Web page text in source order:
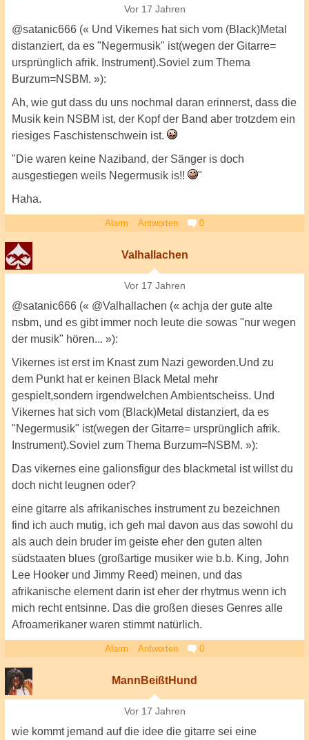
Vor 17 Jahren
@satanic666 (« Und Vikernes hat sich vom (Black)Metal
distanziert, da es "Negermusik" ist(wegen der Gitarre=
ursprünglich afrik. Instrument).Soviel zum Thema
Burzum=NSBM. »):
Ah, wie gut dass du uns nochmal daran erinnerst, dass die
Musik kein NSBM ist, der Kopf der Band aber trotzdem ein
riesiges Faschistenschwein ist.
"Die waren keine Naziband, der Sänger is doch
ausgestiegen weils Negermusik is!!
"
Haha.
Alarm Antworten 0
Valhallachen
Vor 17 Jahren
@satanic666 (« @Valhallachen (« achja der gute alte
nsbm, und es gibt immer noch leute die sowas "nur wegen
der musik" hören... »):
Vikernes ist erst im Knast zum Nazi geworden.Und zu
dem Punkt hat er keinen Black Metal mehr
gespielt,sondern irgendwelchen Ambientscheiss. Und
Vikernes hat sich vom (Black)Metal distanziert, da es
"Negermusik" ist(wegen der Gitarre= ursprünglich afrik.
Instrument).Soviel zum Thema Burzum=NSBM. »):
Das vikernes eine galionsfigur des blackmetal ist willst du
doch nicht leugnen oder?
eine gitarre als afrikanisches instrument zu bezeichnen
find ich auch mutig, ich geh mal davon aus das sowohl du
als auch dein bruder im geiste eher den guten alten
südstaaten blues (großartige musiker wie b.b. King, John
Lee Hooker und Jimmy Reed) meinen, und das
afrikanische element darin ist eher der rhytmus wenn ich
mich recht entsinne. Das die großen dieses Genres alle
Afroamerikaner waren stimmt natürlich.
Alarm Antworten 0
MannBeißtHund
Vor 17 Jahren
wie kommt jemand auf die idee die gitarre sei eine